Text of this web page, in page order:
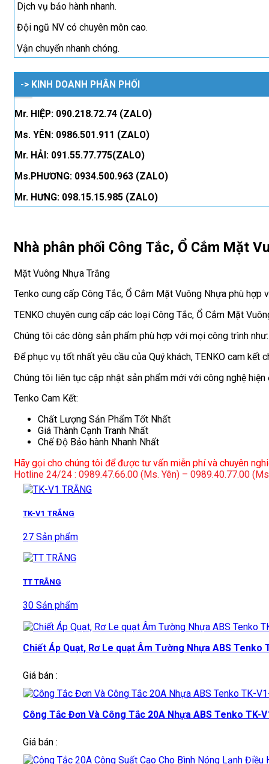
Dịch vụ bảo hành nhanh.
Đội ngũ NV có chuyên môn cao.
Vận chuyển nhanh chóng.
-> KINH DOANH PHÂN PHỐI
Mr. HIỆP: 090.218.72.74 (ZALO)
Ms. YÊN: 0986.501.911 (ZALO)
Mr. HẢI: 091.55.77.775(ZALO)
Ms.PHƯƠNG: 0934.500.963 (ZALO)
Mr. HƯNG: 098.15.15.985 (ZALO)
Nhà phân phối Công Tắc, Ổ Cắm Mặt
Mặt Vuông Nhựa Trắng
Tenko cung cấp Công Tắc, Ổ Cắm Mặt Vuông Nhựa phù
TENKO chuyên cung cấp các loại Công Tắc, Ổ Cắm Mặt
Chúng tôi các dòng sản phẩm phù hợp với mọi công trình
Để phục vụ tốt nhất yêu cầu của Quý khách, TENKO cam kết
Chúng tôi liên tục cập nhật sản phẩm mới với công nghệ
Tenko Cam Kết:
Chất Lượng Sản Phẩm Tốt Nhất
Giá Thành Cạnh Tranh Nhất
Chế Độ Bảo hành Nhanh Nhất
Hãy gọi cho chúng tôi để được tư vấn miễn phí và chuyên
Hotline 24/24 : 0989.47.66.00 (Ms. Yên) – 0989.40.77.00
TK-V1 TRẮNG
27 Sản phẩm
TT TRẮNG
30 Sản phẩm
Chiết Áp Quạt, Rơ Le quạt Âm Tường Nhựa ABS
Giá bán :
Công Tắc Đơn Và Công Tắc 20A Nhựa ABS Tenko TK-
Giá bán :